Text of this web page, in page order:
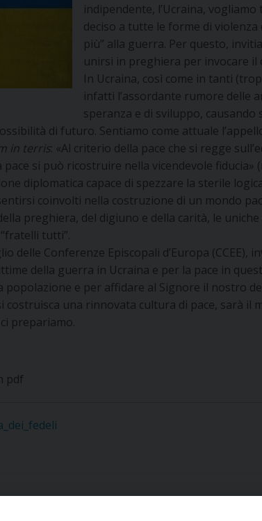
indipendente, l’Ucraina,
deciso a tutte le forme di
più” alla guerra. Per questo,
unirsi in preghiera per invocare il
In Ucraina, così come in tanti
infatti l’assordante rumore delle
speranza e di sviluppo,
di futuro. Sentiamo come attuale
in terris: «Al criterio della pace che si regge
si può ricostruire nella vicendevole fiducia»
diplomatica capace di spezzare la sterile
coinvolti nella costruzione di un mondo
preghiera, del digiuno e della carità, le
tutti”.
delle Conferenze Episcopali d’Europa (CCEE),
della guerra in Ucraina e per la pace in
e per affidare al Signore il nostro
costruisca una rinnovata cultura di pace, sarà il
prepariamo.
pdf